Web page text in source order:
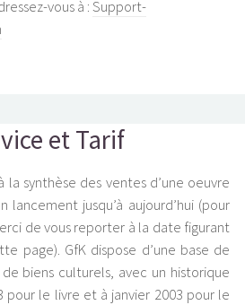
vous à :Support-
et Tarif
synthèse des ventes d’une oeuvre
lancement jusqu’à aujourd’hui (pour
de vous reporter à la date figurant
page). GfK dispose d’une base de
biens culturels, avec un historique
le livre et à janvier 2003 pour le